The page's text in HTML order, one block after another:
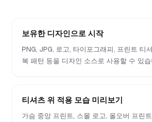
보유한 디자인으로 시작
PNG, JPG, 로고, 타이포그래피, 프린트 티
복 패턴 등을 디자인 소스로 사용할 수 있습
티셔츠 위 적용 모습 미리보기
가슴 중앙 프린트, 스몰 로고, 올오버 프린